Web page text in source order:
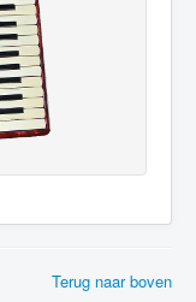
Terug naar boven